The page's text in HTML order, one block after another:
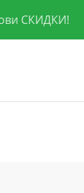
СКИДКИ!